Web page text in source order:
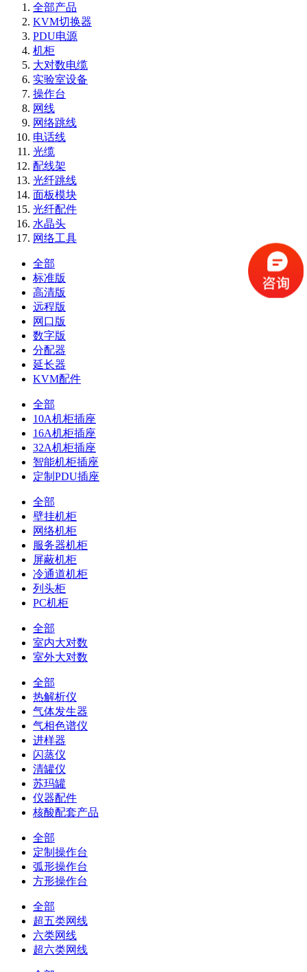
全部产品
KVM切换器
PDU电源
机柜
大对数电缆
实验室设备
操作台
网线
网络跳线
电话线
光缆
配线架
光纤跳线
面板模块
光纤配件
水晶头
网络工具
全部
标准版
高清版
远程版
网口版
数字版
分配器
延长器
KVM配件
全部
10A机柜插座
16A机柜插座
32A机柜插座
智能机柜插座
定制PDU插座
全部
壁挂机柜
网络机柜
服务器机柜
屏蔽机柜
冷通道机柜
列头柜
PC机柜
全部
室内大对数
室外大对数
全部
热解析仪
气体发生器
气相色谱仪
进样器
闪蒸仪
清罐仪
苏玛罐
仪器配件
核酸配套产品
全部
定制操作台
弧形操作台
方形操作台
全部
超五类网线
六类网线
超六类网线